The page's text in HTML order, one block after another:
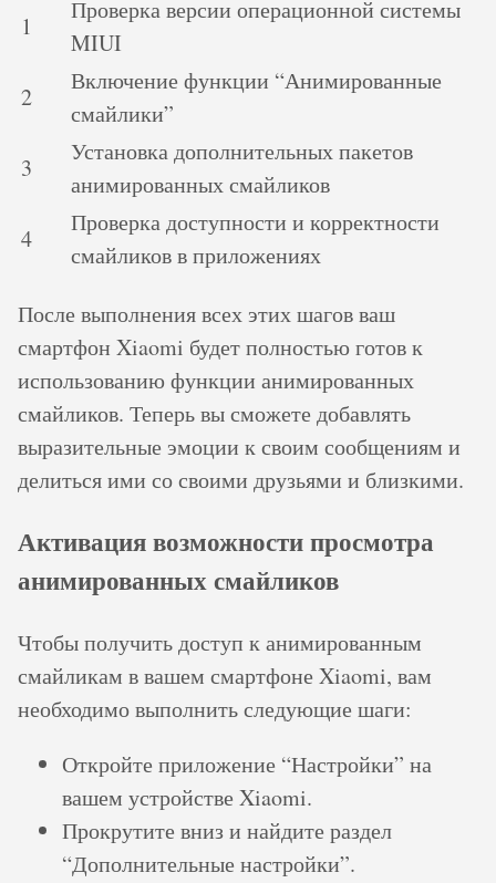
1
Проверка версии операционной системы
MIUI
2
Включение функции “Анимированные
смайлики”
3
Установка дополнительных пакетов
анимированных смайликов
4
Проверка доступности и корректности
смайликов в приложениях
После выполнения всех этих шагов ваш
смартфон Xiaomi будет полностью готов к
использованию функции анимированных
смайликов. Теперь вы сможете добавлять
выразительные эмоции к своим сообщениям и
делиться ими со своими друзьями и близкими.
Активация возможности просмотра
анимированных смайликов
Чтобы получить доступ к анимированным
смайликам в вашем смартфоне Xiaomi, вам
необходимо выполнить следующие шаги:
Откройте приложение “Настройки” на
вашем устройстве Xiaomi.
Прокрутите вниз и найдите раздел
“Дополнительные настройки”.